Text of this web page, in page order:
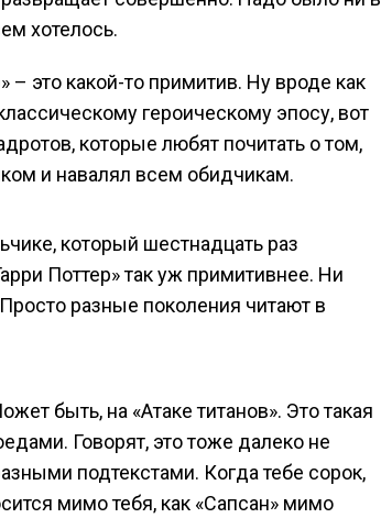
хотелось.
– это какой-то примитив. Ну вроде как
героическому эпосу, вот
которые любят почитать о том,
и навалял всем обидчикам.
который шестнадцать раз
Поттер» так уж примитивнее. Ни
разные поколения читают в
быть, на «Атаке титанов». Это такая
Говорят, это тоже далеко не
подтекстами. Когда тебе сорок,
мимо тебя, как «Сапсан» мимо